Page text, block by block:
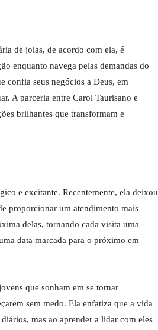
de joias, de acordo com ela, é
enquanto navega pelas demandas do
confia seus negócios a Deus, em
A parceria entre Carol Taurisano e
brilhantes que transformam e
e excitante. Recentemente, ela deixou
proporcionar um atendimento mais
delas, tornando cada visita uma
data marcada para o próximo em
que sonham em se tornar
sem medo. Ela enfatiza que a vida
mas ao aprender a lidar com eles